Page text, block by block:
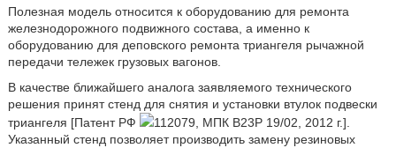
Полезная модель относится к оборудованию для ремонта
железнодорожного подвижного состава, а именно к
оборудованию для деповского ремонта триангеля рычажной
передачи тележек грузовых вагонов.
В качестве ближайшего аналога заявляемого технического
решения принят стенд для снятия и установки втулок подвески
триангеля [Патент РФ
112079, МПК B23P 19/02, 2012 г.].
Указанный стенд позволяет производить замену резиновых